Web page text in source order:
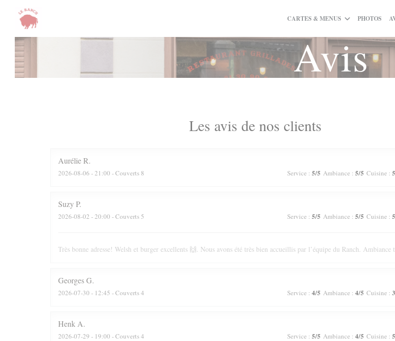
Personnalisation de vos choix en matière de cookies
CARTES & MENUS PHOTOS
Avis
Les avis de nos clients
AurélieR
2026-08-06 - 21:00 - Couverts 8 Service : 5/5 Ambiance : 5/5 Cuisine : 5
SuzyP
2026-08-02 - 20:00 - Couverts 5 Service : 5/5 Ambiance : 5/5 Cuisine : 5
Très bonne adresse! Welsh et burger excellents 🙌. Nous avons été très bien accueillis par l’équipe du Ranch. Ambiance
GeorgesG
2026-07-30 - 12:45 - Couverts 4 Service : 4/5 Ambiance : 4/5 Cuisine : 3
Henk A
2026-07-29 - 19:00 - Couverts 4 Service : 5/5 Ambiance : 4/5 Cuisine : 5